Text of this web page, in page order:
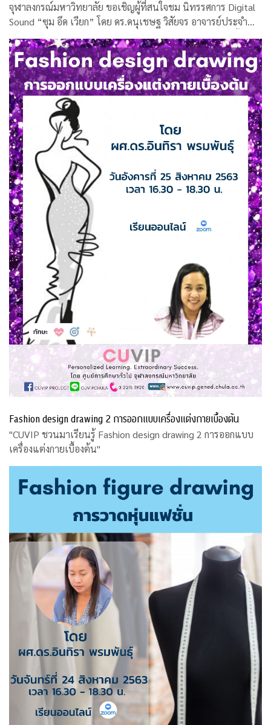
จุฬาลงกรณ์มหาวิทยาลัย ขอเชิญผู้ที่สนใจชม นิทรรศการ Digital
Sound “ซุม อึด เวียก” โดย ดร.ดนุเชษฐ วิสัยจร อาจารย์ประจำ
คณะศิลปกรรมศาสตร์ จุฬาฯ และคุณวรงค์ บุญอารีย์ ศิลปินพื้น
บ้าน ระหว่างวันที่ 12 -16
Fashion design drawing 2 การออกแบบเครื่องแต่งกายเบื้องต้น
"CUVIP ชวนมาเรียนรู้ Fashion design drawing 2 การออกแบบ
เครื่องแต่งกายเบื้องต้น"